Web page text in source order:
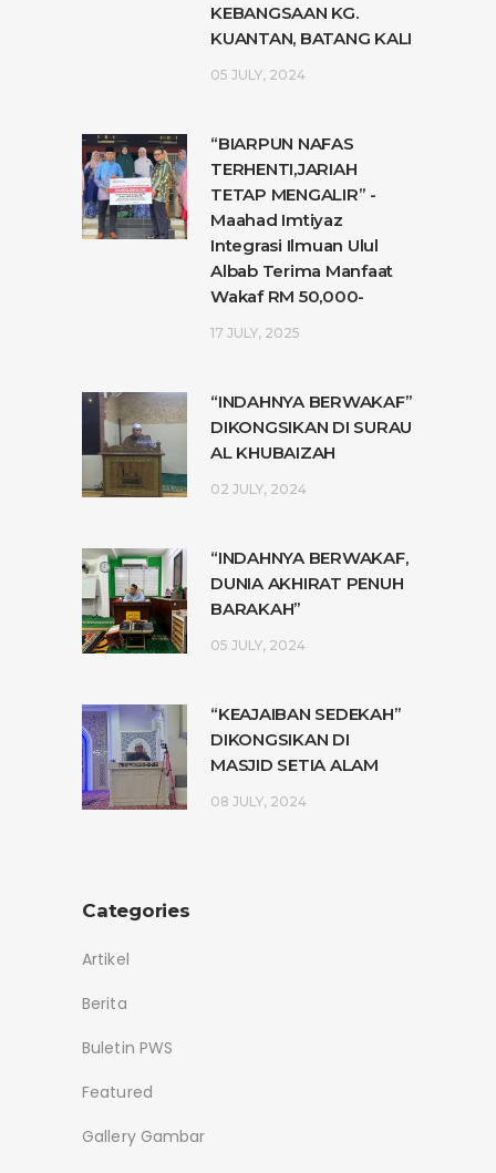
KEBANGSAAN KG.
KUANTAN, BATANG KALI
05 JULY, 2024
“BIARPUN NAFAS
TERHENTI,JARIAH
TETAP MENGALIR” -
Maahad Imtiyaz
Integrasi Ilmuan Ulul
Albab Terima Manfaat
Wakaf RM 50,000-
17 JULY, 2025
“INDAHNYA BERWAKAF”
DIKONGSIKAN DI SURAU
AL KHUBAIZAH
02 JULY, 2024
“INDAHNYA BERWAKAF,
DUNIA AKHIRAT PENUH
BARAKAH”
05 JULY, 2024
“KEAJAIBAN SEDEKAH”
DIKONGSIKAN DI
MASJID SETIA ALAM
08 JULY, 2024
Categories
Artikel
Berita
Buletin PWS
Featured
Gallery Gambar